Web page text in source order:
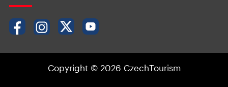
Copyright © 2026 CzechTourism